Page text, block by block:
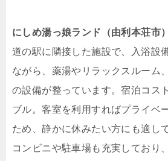
にしめ湯っ娘ランド（由利本荘市）
道の駅に隣接した施設で、入浴設
ながら、薬湯やリラックスルーム
の設備が整っています。宿泊コス
ブル。客室を利用すればプライベ
ため、静かに休みたい方にも適し
コンビニや駐車場も充実しており